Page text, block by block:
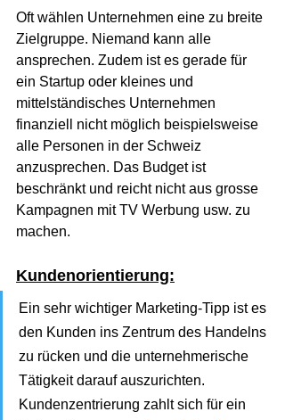
Oft wählen Unternehmen eine zu breite
Zielgruppe. Niemand kann alle
ansprechen. Zudem ist es gerade für
ein Startup oder kleines und
mittelständisches Unternehmen
finanziell nicht möglich beispielsweise
alle Personen in der Schweiz
anzusprechen. Das Budget ist
beschränkt und reicht nicht aus grosse
Kampagnen mit TV Werbung usw. zu
machen.
Kundenorientierung:
Ein sehr wichtiger Marketing-Tipp ist es
den Kunden ins Zentrum des Handelns
zu rücken und die unternehmerische
Tätigkeit darauf auszurichten.
Kundenzentrierung zahlt sich für ein